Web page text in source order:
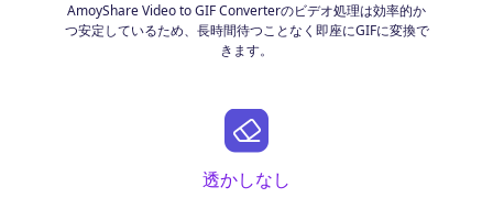
AmoyShare Video to GIF Converterのビデオ処理は効率的か
つ安定しているため、長時間待つことなく即座にGIFに変換で
きます。
透かしなし